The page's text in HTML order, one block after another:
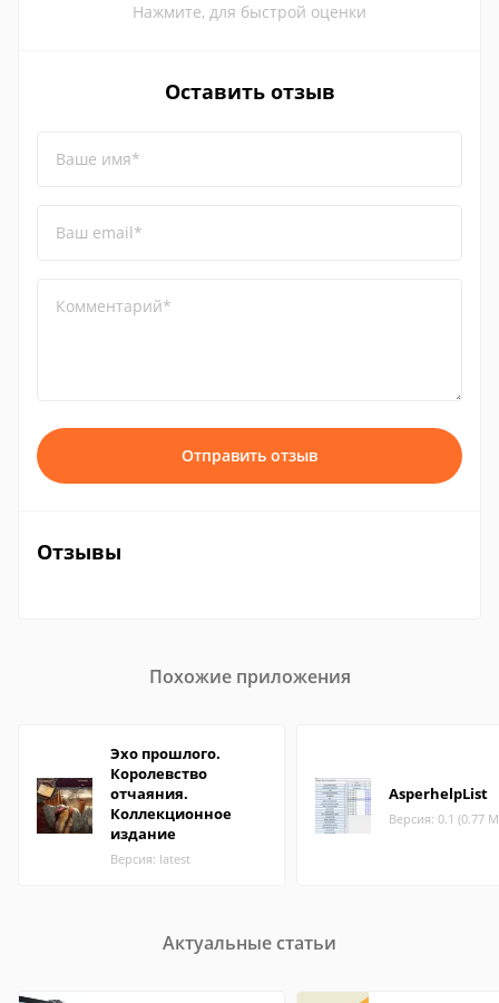
Нажмите, для быстрой оценки
Оставить отзыв
Ваше имя*
Ваш email*
Комментарий*
Отправить отзыв
Отзывы
Похожие приложения
Эхо прошлого.
Королевство
отчаяния.
Коллекционное
издание
Версия: latest
AsperhelpList
Версия: 0.1 (0.77
Актуальные статьи